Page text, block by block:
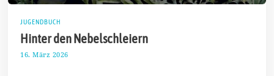
JUGENDBUCH
Hinter den Nebelschleiern
16. März 2026